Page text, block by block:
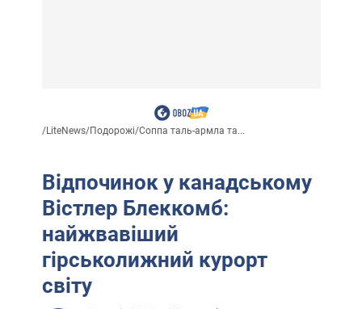
/LiteNews/Подорожі/Соппа таль-армла та...
Відпочинок у канадському
Вістлер Блеккомб:
найжвавіший
гірськолижний курорт
світу